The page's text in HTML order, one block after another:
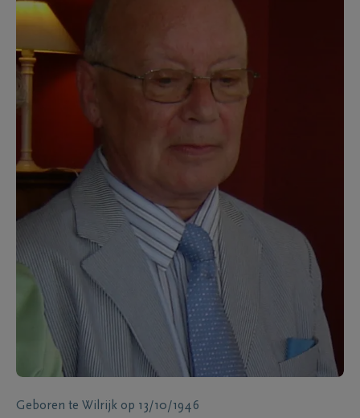
Geboren te Wilrijk op 13/10/1946